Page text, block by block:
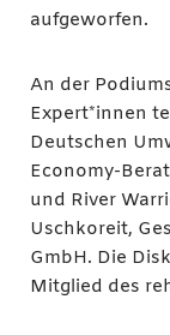
aufgeworfen.
An der
Expert*innen
Deutschen
Economy-
und River
Uschkoreit,
GmbH. Die
Mitglied des